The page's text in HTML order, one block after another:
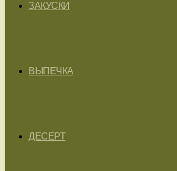
ЗАКУСКИ
ВЫПЕЧКА
ДЕСЕРТ